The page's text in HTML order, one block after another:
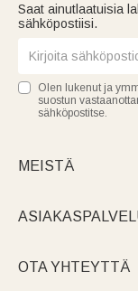
Saat ainutlaatuisia
sähköpostiisi.
Olen lukenut ja
suostun
sähköpostitse.
MEISTÄ
OTA YHTEYTTÄ